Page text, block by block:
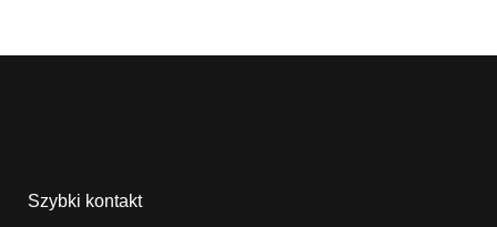
Szybki kontakt